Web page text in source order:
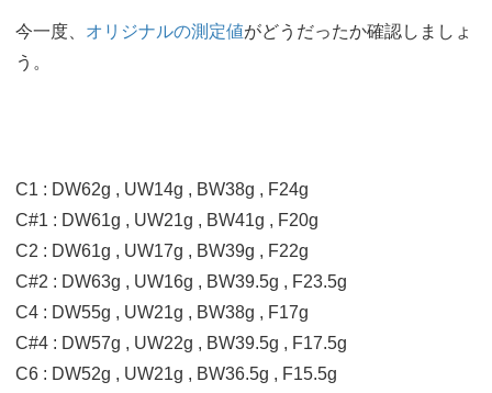
今一度、 オリジナルの測定値がどうだったか確認しましょ
う。
C1 : DW62g , UW14g , BW38g , F24g
C#1 : DW61g , UW21g , BW41g , F20g
C2 : DW61g , UW17g , BW39g , F22g
C#2 : DW63g , UW16g , BW39.5g , F23.5g
C4 : DW55g , UW21g , BW38g , F17g
C#4 : DW57g , UW22g , BW39.5g , F17.5g
C6 : DW52g , UW21g , BW36.5g , F15.5g